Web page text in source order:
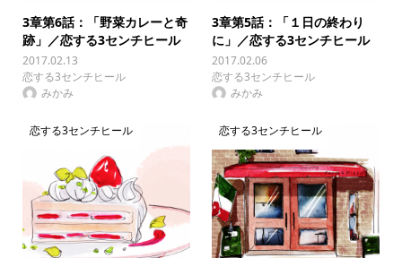
3章第6話：「野菜カレーと奇
跡」／恋する3センチヒール
2017.02.13
恋する3センチヒール
みかみ
3章第5話：「１日の終わり
に」／恋する3センチヒール
2017.02.06
恋する3センチヒール
みかみ
恋する3センチヒール 恋する3センチヒール